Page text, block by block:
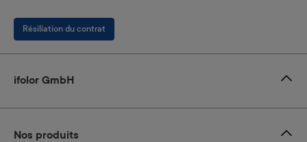
Résiliation du contrat
ifolor GmbH
Nos produits